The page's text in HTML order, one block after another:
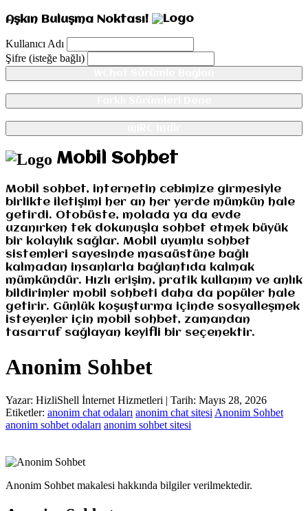
Aşkın Buluşma Noktası!
Kullanıcı Adı
Şifre (isteğe bağlı)
Mobil Sohbet
Mobil sohbet, internetin cebimize girmesiyle
birlikte iletişimi her an her yerde mümkün hale
getirdi. Otobüste, molada ya da evde
uzanırken tek dokunuşla sohbet etmek büyük
bir kolaylık sağlar. Mobil uyumlu sohbet
sistemleri sayesinde masaüstüne bağlı
kalmadan insanlarla bağlantıda kalmak
mümkündür. Hızlı erişim, pratik kullanım ve anlık
bildirimler mobil sohbeti daha da popüler hale
getirir. Günlük koşuşturma içinde sosyalleşmek
isteyenler için mobil sohbet, zamandan
tasarruf sağlayan keyifli bir seçenektir.
Anonim Sohbet
Yazar: HizliShell İnternet Hizmetleri | Tarih: Mayıs 28, 2026
Etiketler: anonim chat odaları anonim chat sitesi Anonim Sohbet
anonim sohbet odaları anonim sohbet sitesi
Anonim Sohbet makalesi hakkında bilgiler verilmektedir.